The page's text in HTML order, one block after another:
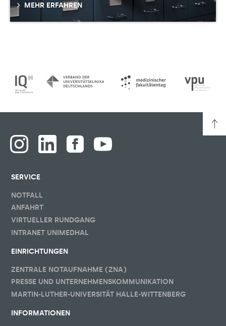
MEHR ERFAHREN
SERVICE
NOTFALL
ANFAHRT
VIRTUELLER RUNDGANG
INTRANET UNIMEDHAL
EINRICHTUNGEN
ZENTRALE NOTAUFNAHME (ZNA)
PRESSE UND UNTERNEHMENSKOMMUNIKATION
MARTIN-LUTHER-UNIVERSITÄT HALLE-WITTENBERG
INFORMATIONEN